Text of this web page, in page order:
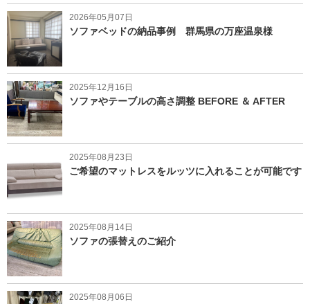
2026年05月07日
ソファベッドの納品事例 群馬県の万座温泉様
2025年12月16日
ソファやテーブルの高さ調整 BEFORE ＆ AFTER
2025年08月23日
ご希望のマットレスをルッツに入れることが可能です
2025年08月14日
ソファの張替えのご紹介
2025年08月06日